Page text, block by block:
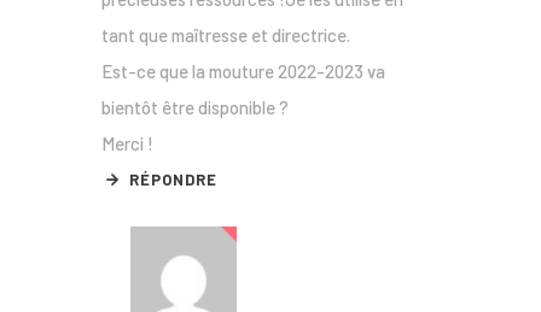
tant que maîtresse et directrice.
Est-ce que la mouture 2022-2023 va
bientôt être disponible ?
Merci !
RÉPONDRE